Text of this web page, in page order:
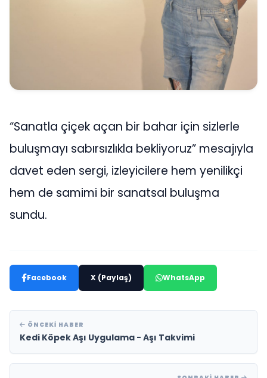
“Sanatla çiçek açan bir bahar için sizlerle
buluşmayı sabırsızlıkla bekliyoruz” mesajıyla
davet eden sergi, izleyicilere hem yenilikçi
hem de samimi bir sanatsal buluşma
sundu.
Facebook X (Paylaş) WhatsApp
ÖNCEKI HABER
Kedi Köpek Aşı Uygulama - Aşı Takvimi